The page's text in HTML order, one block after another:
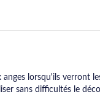
anges lorsqu'ils verront
sans difficultés le